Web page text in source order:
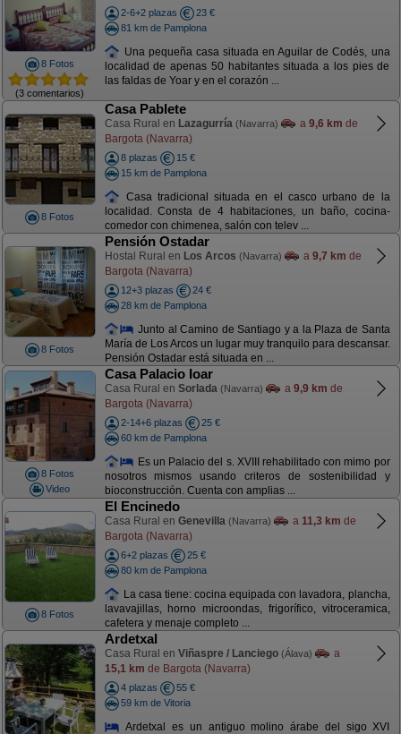
8 Fotos
(3 comentarios)
2-6+2 plazas
23 €
81 km de Pamplona
Una pequeña casa situada en Aguilar de Codés, una
localidad de apenas 50 habitantes situada a los pies de
las faldas de Yoar y en el corazón ...
8 Fotos
Casa Pablete
Casa Rural en Lazagurría (Navarra) a 9,6 km de
Bargota (Navarra)
8 plazas
15 €
15 km de Pamplona
Casa tradicional situada en el casco urbano de la
localidad. Consta de 4 habitaciones, un baño, cocina-
comedor con chimenea, salón con telev ...
8 Fotos
Pensión Ostadar
Hostal Rural en Los Arcos (Navarra) a 9,7 km de
Bargota (Navarra)
12+3 plazas
24 €
28 km de Pamplona
Junto al Camino de Santiago y a la Plaza de Santa
María de Los Arcos un lugar muy tranquilo para descansar.
Pensión Ostadar está situada en ...
8 Fotos
Video
Casa Palacio Ioar
Casa Rural en Sorlada (Navarra) a 9,9 km de
Bargota (Navarra)
2-14+6 plazas
25 €
60 km de Pamplona
Es un Palacio del s. XVIII rehabilitado con mimo por
nosotros mismos usando criteros de sostenibilidad y
bioconstrucción. Cuenta con amplias ...
8 Fotos
El Encinedo
Casa Rural en Genevilla (Navarra) a 11,3 km de
Bargota (Navarra)
6+2 plazas
25 €
80 km de Pamplona
La casa tiene: cocina equipada con lavadora, plancha,
lavavajillas, horno microondas, frigorífico, vitroceramica,
cafetera y menaje completo ...
Ardetxal
Casa Rural en Viñaspre / Lanciego (Álava)
a
15,1 km de Bargota (Navarra)
4 plazas
55 €
59 km de Vitoria
Ardetxal es un antiguo molino árabe del sigo XVI